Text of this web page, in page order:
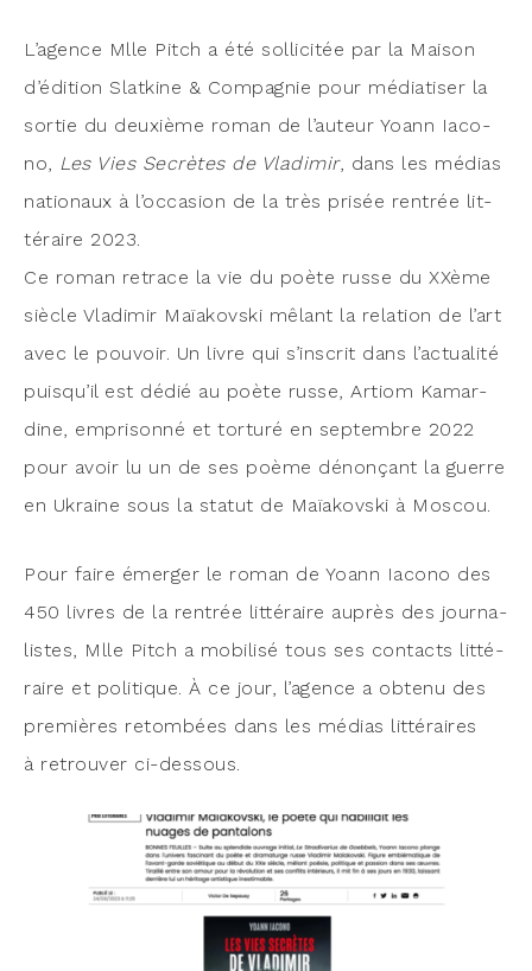
L’a­gence Mlle Pitch a été sol­li­ci­tée par la Mai­son
d’é­di­tion Slat­kine & Com­pa­gnie pour média­ti­ser la
sor­tie du deuxième roman de l’au­teur Yoann Iaco­
no,
Les Vies Secrètes de Vla­di­mir, dans les médias
natio­naux à l’oc­ca­sion de la très pri­sée ren­trée lit­
té­raire 2023.
Ce roman retrace la vie du poète russe du XXème
siècle Vla­di­mir Maïa­kovs­ki mêlant la rela­tion de l’art
avec le pou­voir. Un livre qui s’ins­crit dans l’ac­tua­li­té
puis­qu’il est dédié au poète russe, Artiom Kamar­
dine, empri­son­né et tor­tu­ré en sep­tembre 2022
pour avoir lu un de ses poème dénon­çant la guerre
en Ukraine sous la sta­tut de Maïa­kovs­ki à Moscou.
Pour faire émer­ger le roman de Yoann Iaco­no des
450 livres de la ren­trée lit­té­raire auprès des jour­na­
listes, Mlle Pitch a mobi­li­sé tous ses contacts lit­té­
raire et poli­tique. À ce jour, l’a­gence a obte­nu des
pre­mières retom­bées dans les médias lit­té­raires
à retrou­ver ci-dessous.